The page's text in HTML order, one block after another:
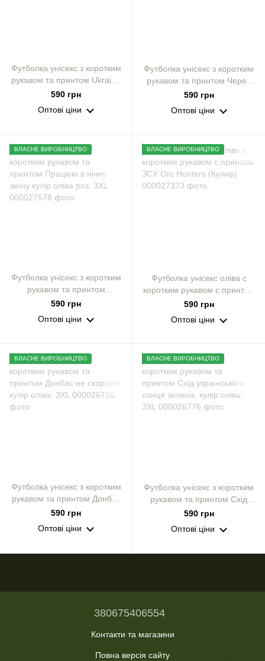
Футболка унісекс з коротким
рукавом та принтом Ukraine
Eagle оліва. 3XL
590 грн
Оптові ціни
Футболка унісекс з коротким
рукавом та принтом Череп
танкіст оліва. 3XL
590 грн
Оптові ціни
ВЛАСНЕ ВИРОБНИЦТВО
Футболка унісекс з коротким
рукавом та принтом
Працюю в нічну зміну кулір
590 грн
Оптові ціни
ВЛАСНЕ ВИРОБНИЦТВО
Футболка унісекс оліва с
коротким рукавом с принтом
ЗСУ Orc Hunters (Кулир)
590 грн
Оптові ціни
ВЛАСНЕ ВИРОБНИЦТВО
Футболка унісекс з коротким
рукавом та принтом Донбас
не скорити! кулір оліва. 3XL
590 грн
Оптові ціни
ВЛАСНЕ ВИРОБНИЦТВО
Футболка унісекс з коротким
рукавом та принтом Схід
українського сонця зелена.
590 грн
Оптові ціни
380675406554
Контакти та магазини
Повна версія сайту